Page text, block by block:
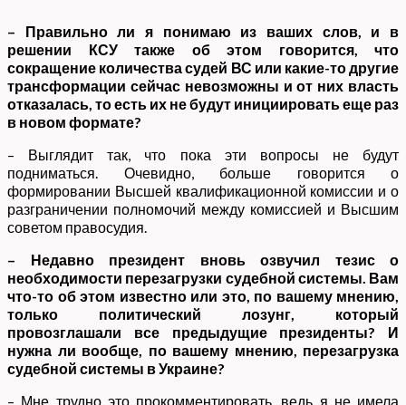
– Правильно ли я понимаю из ваших слов, и в
решении КСУ также об этом говорится, что
сокращение количества судей ВС или какие-то другие
трансформации сейчас невозможны и от них власть
отказалась, то есть их не будут инициировать еще раз
в новом формате?
– Выглядит так, что пока эти вопросы не будут
подниматься. Очевидно, больше говорится о
формировании Высшей квалификационной комиссии и о
разграничении полномочий между комиссией и Высшим
советом правосудия.
– Недавно президент вновь озвучил тезис о
необходимости перезагрузки судебной системы. Вам
что-то об этом известно или это, по вашему мнению,
только политический лозунг, который
провозглашали все предыдущие президенты? И
нужна ли вообще, по вашему мнению, перезагрузка
судебной системы в Украине?
– Мне трудно это прокомментировать, ведь я не имела